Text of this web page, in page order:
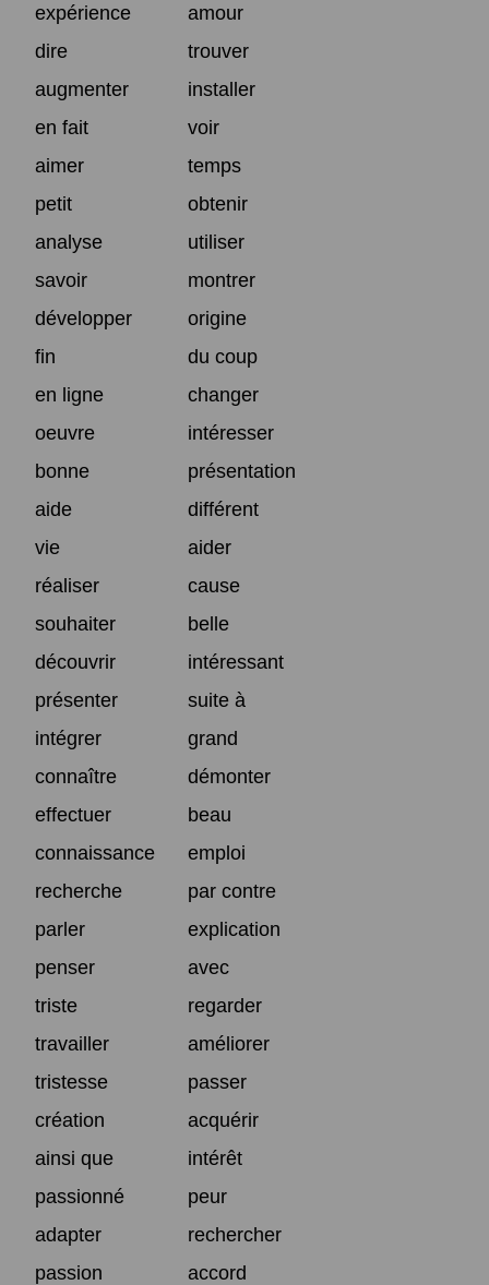
expérience
amour
dire
trouver
augmenter
installer
en fait
voir
aimer
temps
petit
obtenir
analyse
utiliser
savoir
montrer
développer
origine
fin
du coup
en ligne
changer
oeuvre
intéresser
bonne
présentation
aide
différent
vie
aider
réaliser
cause
souhaiter
belle
découvrir
intéressant
présenter
suite à
intégrer
grand
connaître
démonter
effectuer
beau
connaissance
emploi
recherche
par contre
parler
explication
penser
avec
triste
regarder
travailler
améliorer
tristesse
passer
création
acquérir
ainsi que
intérêt
passionné
peur
adapter
rechercher
passion
accord